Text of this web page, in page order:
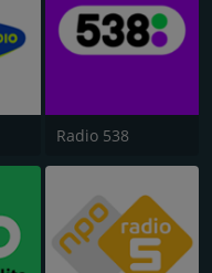
Radio 538